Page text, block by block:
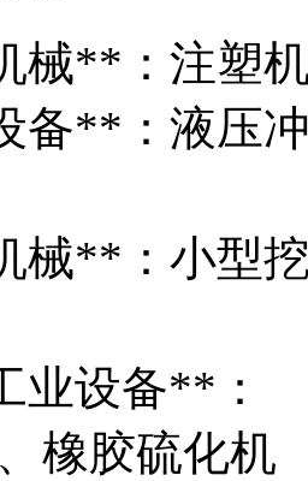
械**：注塑
**：液压
械**：小型
设备**：
橡胶硫化机